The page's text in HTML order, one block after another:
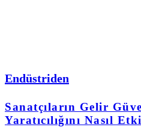
Endüstriden
Sanatçıların Gelir
Yaratıcılığını Nasıl